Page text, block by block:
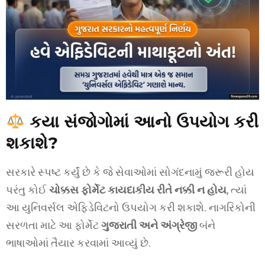
કયા સંજોગોમાં આનો ઉપયોગ કરી
શકાશે?
સરકારે સ્પષ્ટ કર્યું છે કે જે સેવાઓમાં સોગંદનામું જરૂરી હોય
પરંતુ કોઈ ચોક્કસ ફોર્મેટ કાયદાકીય રીતે નક્કી ન હોય, ત્યાં
આ યુનિવર્સલ એફિડેવિટનો ઉપયોગ કરી શકાશે. નાગરિકોની
સરળતા માટે આ ફોર્મેટગુજરાતી અને અંગ્રેજીબંને
ભાષાઓમાં તૈયાર કરવામાં આવ્યું છે.